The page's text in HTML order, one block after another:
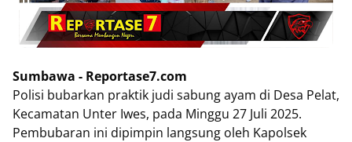
Sumbawa - Reportase7.com
Polisi bubarkan praktik judi sabung ayam di Desa Pelat,
Kecamatan Unter Iwes, pada Minggu 27 Juli 2025.
Pembubaran ini dipimpin langsung oleh Kapolsek